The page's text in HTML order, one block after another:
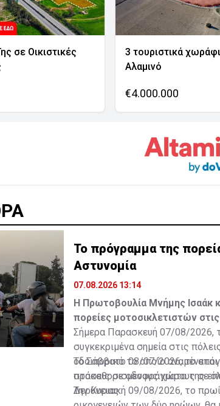
σε Οικιστικές
3 τουριστικά
Αλαμινό
€4.000.000
Το πρόγραμμα της
Αστυνομία
07.08.2026 13:14
Η Πρωτοβουλία Μνήμης Ισαάκ
πορείες μοτοσικλετιστών
Σήμερα Παρασκευή 07/08/2026,
συγκεκριμένα σημεία στις
οδοιπορικό το οποίο
στάσεις σε οδοφράγματα της
Το Σάββατο 08/07/2026, το
προκαθορισμένους χώρους σε
Δερύνειας.
Την Κυριακή 09/08/2026, το